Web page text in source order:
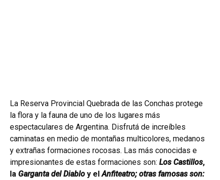
La Reserva Provincial Quebrada de las Conchas protege
la flora y la fauna de uno de los lugares más
espectaculares de Argentina. Disfrutá de increíbles
caminatas en medio de montañas multicolores, medanos
y extrañas formaciones rocosas. Las más conocidas e
impresionantes de estas formaciones son: Los Castillos,
la Garganta del Diablo y elAnfiteatro; otras famosas son: